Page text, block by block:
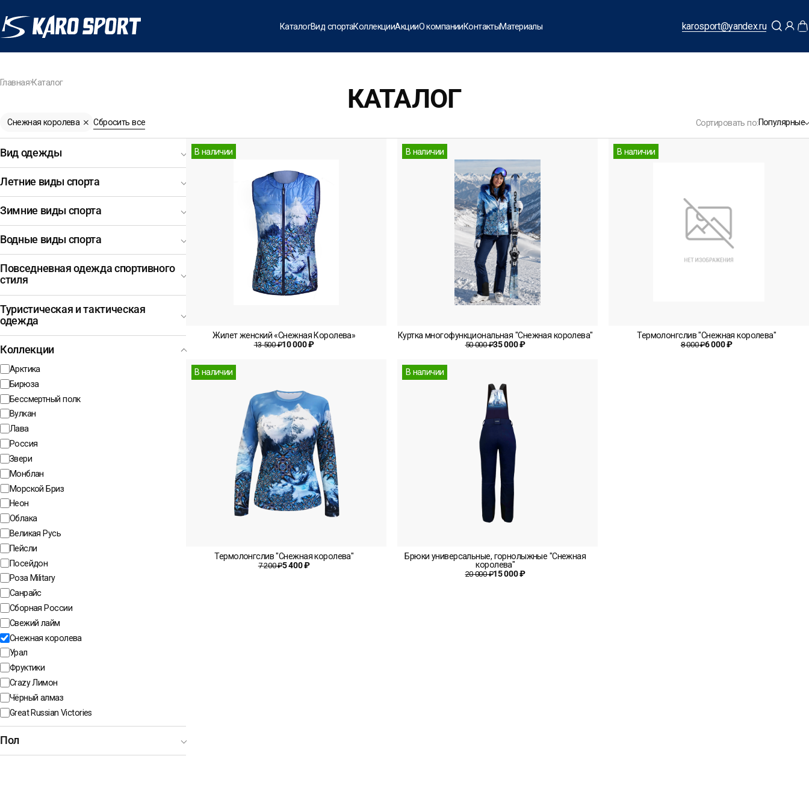
КаталогВид спортаКоллекцииАкцииО компанииКонтактыМатериалы karosport@yandex.ru
Главная Каталог
КАТАЛОГ
Снежная королева Сбросить все Сортировать по:Популярные
Вид одежды
Летние виды спорта
Зимние виды спорта
Водные виды спорта
Повседневная одежда спортивного
стиля
Туристическая и тактическая
одежда
Коллекции
Арктика
Бирюза
Бессмертный полк
Вулкан
Лава
Россия
Звери
Монблан
Морской Бриз
Неон
Облака
Великая Русь
Пейсли
Посейдон
Роза Military
Санрайс
Сборная России
Свежий лайм
Снежная королева
Урал
Фруктики
Crazy Лимон
Чёрный алмаз
Great Russian Victories
Пол
В наличии
Жилет женский «Снежная Королева»
13 500 ₽10 000 ₽
В наличии
Куртка многофункциональная "Снежная королева"
50 000 ₽35 000 ₽
В наличии
Термолонгслив "Снежная королева"
8 000 ₽6 000 ₽
В наличии
Термолонгслив "Снежная королева"
7 200 ₽5 400 ₽
В наличии
Брюки универсальные, горнолыжные "Снежная
королева"
20 000 ₽15 000 ₽